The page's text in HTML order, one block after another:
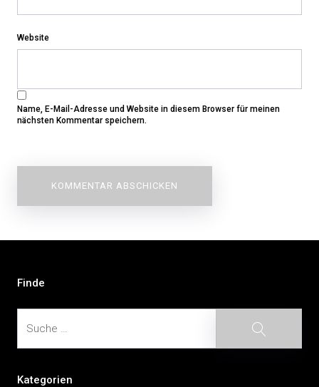
Website
Name, E-Mail-Adresse und Website in diesem Browser für meinen
nächsten Kommentar speichern.
Finde
Suche
Kategorien